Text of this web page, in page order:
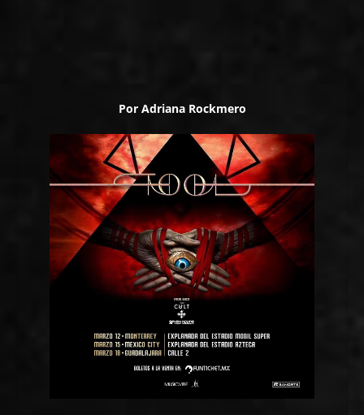
Por Adriana Rockmero